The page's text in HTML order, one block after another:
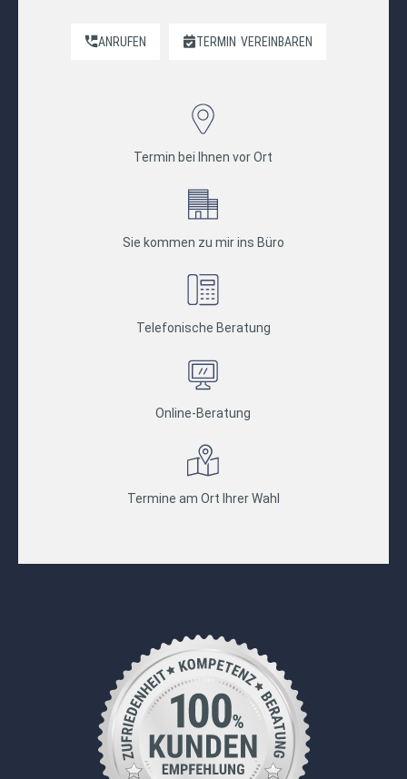
ANRUFEN TERMIN VEREINBAREN
Termin bei Ihnen vor Ort
Sie kommen zu mir ins Büro
Telefonische Beratung
Online-Beratung
Termine am Ort Ihrer Wahl